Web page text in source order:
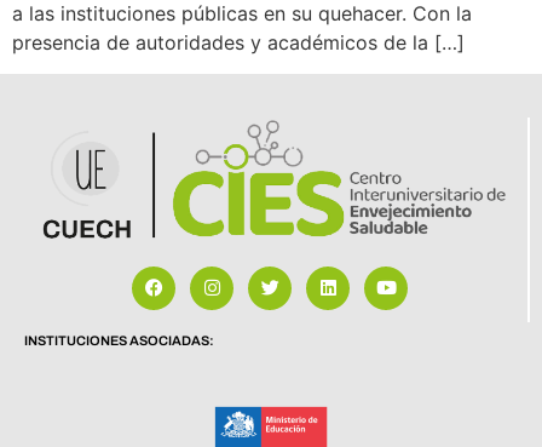
a las instituciones públicas en su quehacer. Con la
presencia de autoridades y académicos de la […]
INSTITUCIONES ASOCIADAS: